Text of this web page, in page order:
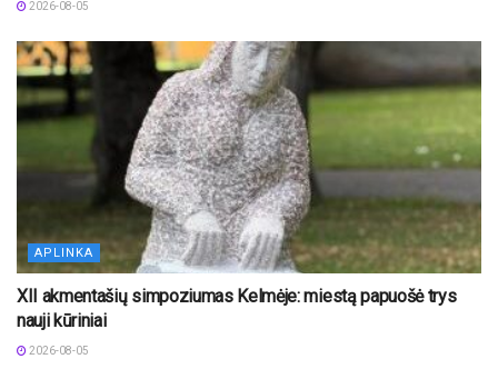
2026-08-05
APLINKA
XII akmentašių simpoziumas Kelmėje: miestą papuošė trys
nauji kūriniai
2026-08-05